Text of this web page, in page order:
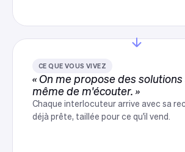
CE QUE VOUS VIVEZ
« On me propose des solutions
même de m'écouter. »
Chaque interlocuteur arrive avec sa
déjà prête, taillée pour ce qu'il vend.